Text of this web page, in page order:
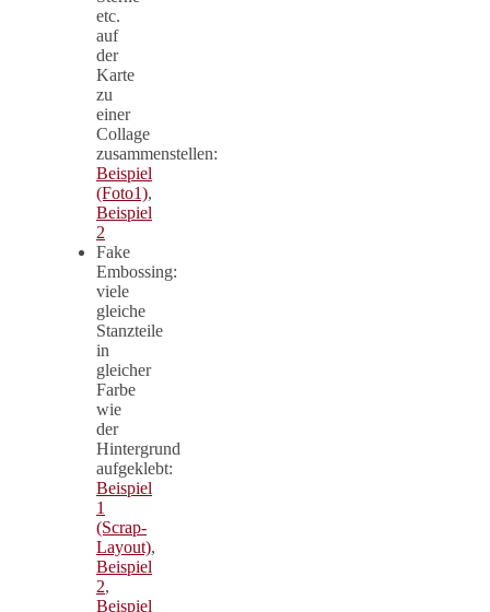
etc.
auf
der
Karte
zu
einer
Collage
zusammenstellen:
Beispiel
(Foto1),
Beispiel
2
Fake
Embossing:
viele
gleiche
Stanzteile
in
gleicher
Farbe
wie
der
Hintergrund
aufgeklebt:
Beispiel
1
(Scrap-
Layout),
Beispiel
2,
Beispiel